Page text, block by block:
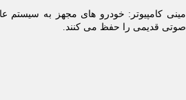
مینی کامپیوتر: خودرو های مجهز به سیستم
صوتی قدیمی را حفظ می کنند.